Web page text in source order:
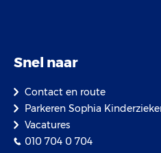
Snel naar
Contact en route
Parkeren Sophia
Vacatures
010 704 0 704